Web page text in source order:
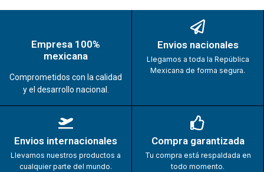
Empresa 100%
mexicana
Comprometidos con la calidad
y el desarrollo nacional.
Envios nacionales
Llegamos a toda la República
Mexicana de forma segura.
Envios internacionales
Llevamos nuestros productos a
cualquier parte del mundo.
Compra garantizada
Tu compra está respaldada en
todo momento.